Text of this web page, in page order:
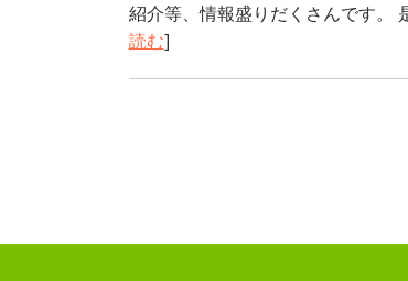
紹介等、情報盛りだくさんです
読む]